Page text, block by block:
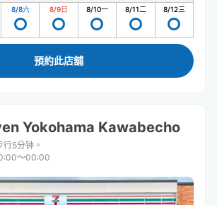
8/8六 8/9日 8/10一 8/11二 8/12三
預約此店舖
Yokohama Kawabecho
5分钟。
〜00:00